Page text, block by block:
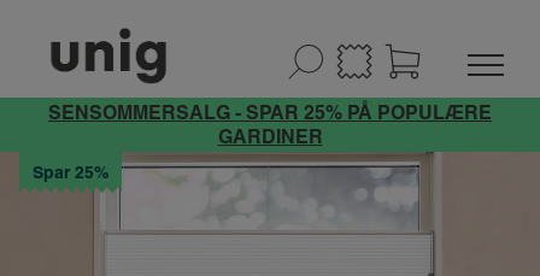
SENSOMMERSALG - SPAR 25% PÅ POPULÆRE
GARDINER
Spar 25%